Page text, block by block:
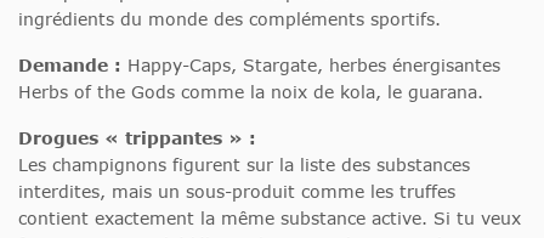
ingrédients du monde des compléments sportifs.
Demande : Happy-Caps, Stargate, herbes énergisantes
Herbs of the Gods comme la noix de kola, le guarana.
Drogues « trippantes » :
Les champignons figurent sur la liste des substances
interdites, mais un sous-produit comme les truffes
contient exactement la même substance active. Si tu veux